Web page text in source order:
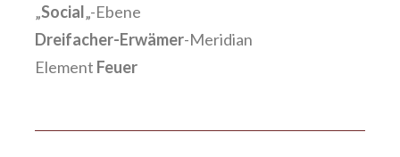
„Social„-Ebene
Dreifacher-Erwämer-Meridian
Element Feuer